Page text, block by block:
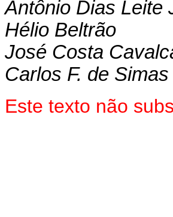
Antônio Dias Leite
Hélio Beltrão
José Costa
Carlos F. de Simas
Este texto não